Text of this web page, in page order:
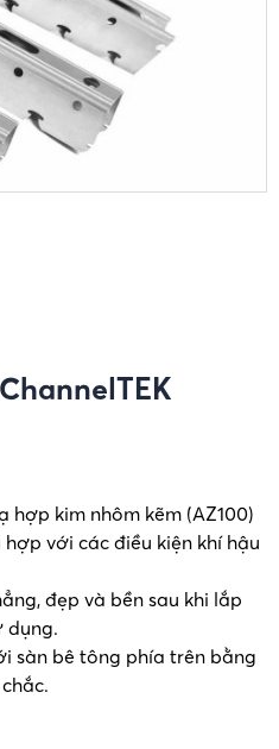
hợp kim nhôm kẽm (AZ100)
với các điều kiện khí hậu
đẹp và bền sau khi lắp
dụng.
sàn bê tông phía trên bằng